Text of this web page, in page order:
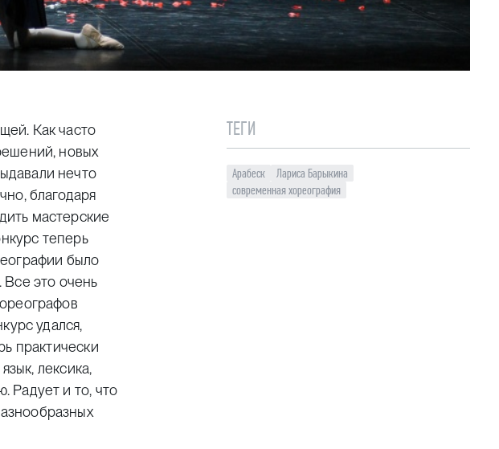
Как часто
новых
нечто
благодаря
мастерские
теперь
было
Все это очень
удался,
практически
лексика,
Радует и то, что
ТЕГИ
Арабеск
Лариса Барыкина
современная хореография